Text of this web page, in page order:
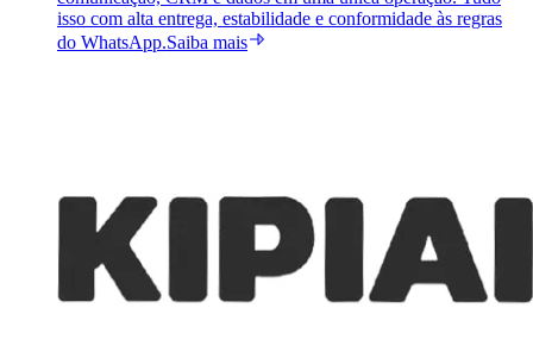
isso com alta entrega, estabilidade e conformidade às regras
do WhatsApp.Saiba mais